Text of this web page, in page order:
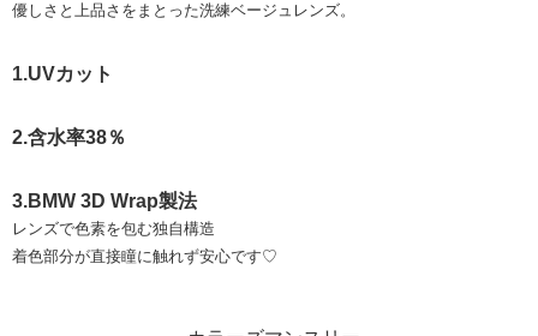
優しさと上品さをまとった洗練ベージュレンズ。
1.UVカット
2.含水率38％
3.BMW 3D Wrap製法
レンズで色素を包む独自構造
着色部分が直接瞳に触れず安心です♡